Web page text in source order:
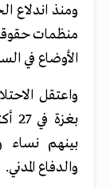
منظمات
الأوضاع في
واعتقل
بينهم نساء
والدفاع المدني.